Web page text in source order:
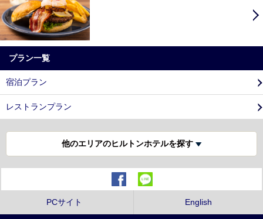
プラン一覧
宿泊プラン
レストランプラン
他のエリアのヒルトンホテルを探す
PCサイト English